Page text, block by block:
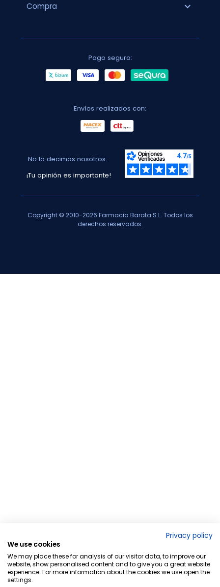
Compra expand_more
Pago seguro:
Envíos realizados con:
No lo decimos nosotros...
¡Tu opinión es importante!
Copyright © 2010-2026 Farmacia Barata S.L. Todos los
derechos reservados.
Privacy policy
We use cookies
We may place these for analysis of our visitor data, to improve our
website, show personalised content and to give you a great website
experience. For more information about the cookies we use open the
settings.